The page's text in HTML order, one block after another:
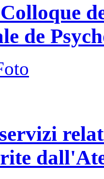
de